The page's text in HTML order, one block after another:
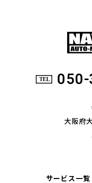
大阪府
サービス一覧